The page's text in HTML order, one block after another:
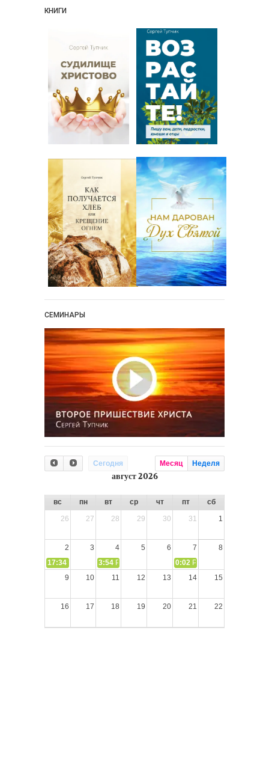
КНИГИ
СЕМИНАРЫ
Сегодня Месяц Неделя
август 2026
вс пн вт ср чт пт
сб
26
27 28 29 30 31 1
2 3 4 5 6 7
8
17:34
СЛОВО из СЛОВА – «Ищите Господа, призывайте Его»
3:54 РАЗМЫШЛЕНИЕ: Дух Святой не угашайте!
0:02 РАЗМЫШЛЕНИЯ: Дух
9
10 11 12 13 14 15
16 17 18 19 20 21 22